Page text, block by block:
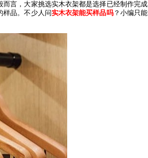
言，大家挑选实木衣架都是选择已经制作完成
样品。不少人问实木衣架能买样品吗？小编只能